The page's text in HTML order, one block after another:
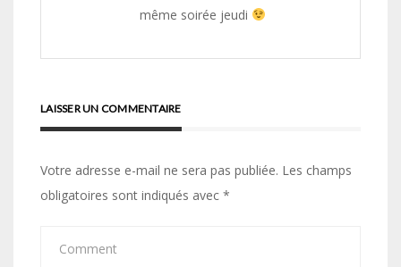
même soirée jeudi
LAISSER UN COMMENTAIRE
Votre adresse e-mail ne sera pas publiée. Les champs
obligatoires sont indiqués avec *